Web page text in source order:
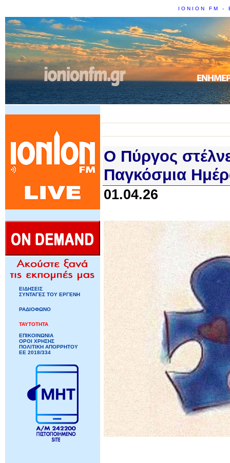
IONION FM -
ΕΙΔΗΣΕΙΣ
ΣΥΝΤΑΓΕΣ ΤΟΥ ΕΡΓΕΝΗ
ΡΑΔΙΟΦΩΝΟ
ΤΑΥΤΟΤΗΤΑ
ΕΠΙΚΟΙΝΩΝΙΑ
ΟΡΟΙ ΧΡΗΣΗΣ
ΠΟΛΙΤΙΚΗ ΑΠΟΡΡΗΤΟΥ
ΕΕ 2018/334
Ο Πύργος
Παγκόσμια
01.04.26